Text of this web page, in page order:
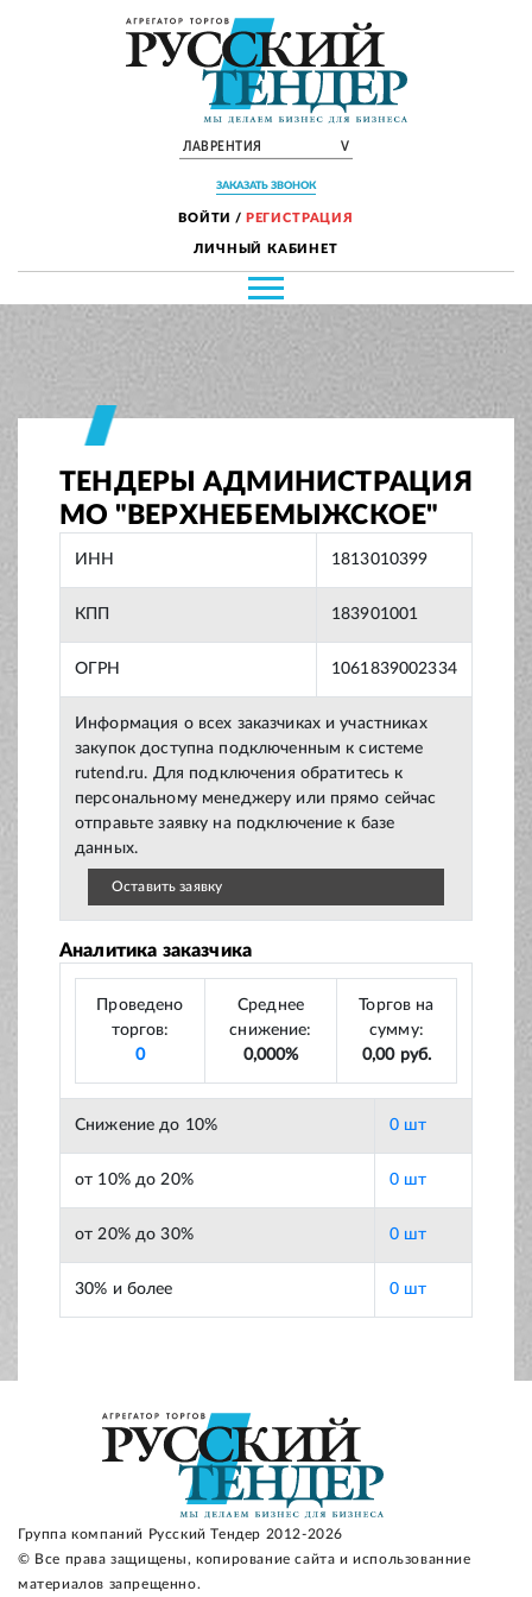
ЛАВРЕНТИЯ V
ЗАКАЗАТЬ ЗВОНОК
ВОЙТИ / РЕГИСТРАЦИЯ
ЛИЧНЫЙ КАБИНЕТ
ТЕНДЕРЫ АДМИНИСТРАЦИЯ
МО "ВЕРХНЕБЕМЫЖСКОЕ"
ИНН 1813010399
КПП 183901001
ОГРН 1061839002334
Информация о всех заказчиках и участниках
закупок доступна подключенным к системе
rutend.ru. Для подключения обратитесь к
персональному менеджеру или прямо сейчас
отправьте заявку на подключение к базе
данных.
Оставить заявку
Аналитика заказчика
Проведено
торгов:
0
Среднее
снижение:
0,000%
Торгов на
сумму:
0,00 руб.
Снижение до 10% 0 шт
от 10% до 20% 0 шт
от 20% до 30% 0 шт
30% и более 0 шт
Группа компаний Русский Тендер 2012-2026
© Все права защищены, копирование сайта и использованние
материалов запрещенно.